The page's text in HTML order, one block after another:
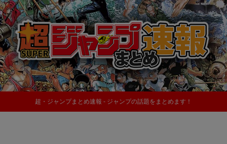
超・ジャンプまとめ速報 - ジャンプの話題をまとめます！